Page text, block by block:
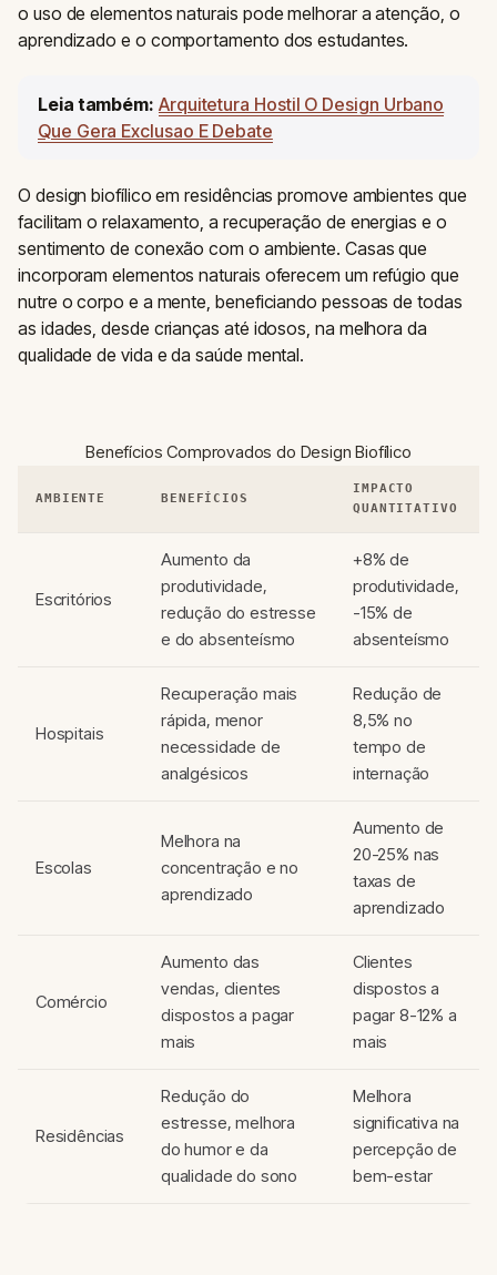
o uso de elementos naturais pode melhorar a atenção, o
aprendizado e o comportamento dos estudantes.
Leia também: Arquitetura Hostil O Design Urbano
Que Gera Exclusao E Debate
O design biofílico em residências promove ambientes que
facilitam o relaxamento, a recuperação de energias e o
sentimento de conexão com o ambiente. Casas que
incorporam elementos naturais oferecem um refúgio que
nutre o corpo e a mente, beneficiando pessoas de todas
as idades, desde crianças até idosos, na melhora da
qualidade de vida e da saúde mental.
Benefícios Comprovados do Design Biofílico
AMBIENTE BENEFÍCIOS
IMPACTO
QUANTITATIVO
Escritórios
Aumento da
produtividade,
redução do estresse
e do absenteísmo
+8% de
produtividade,
-15% de
absenteísmo
Hospitais
Recuperação mais
rápida, menor
necessidade de
analgésicos
Redução de
8,5% no
tempo de
internação
Escolas
Melhora na
concentração e no
aprendizado
Aumento de
20-25% nas
taxas de
aprendizado
Comércio
Aumento das
vendas, clientes
dispostos a pagar
mais
Clientes
dispostos a
pagar 8-12% a
mais
Residências
Redução do
estresse, melhora
do humor e da
qualidade do sono
Melhora
significativa na
percepção de
bem-estar